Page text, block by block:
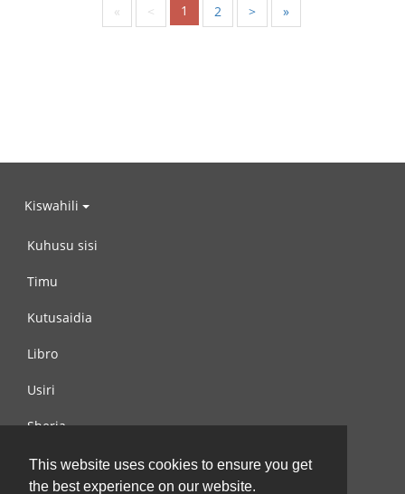
This website uses cookies to ensure you get
the best experience on our website.
« < 1 2 > »
Kiswahili
Kuhusu sisi
Timu
Kutusaidia
Libro
Usiri
Sheria
Wasiliana na si